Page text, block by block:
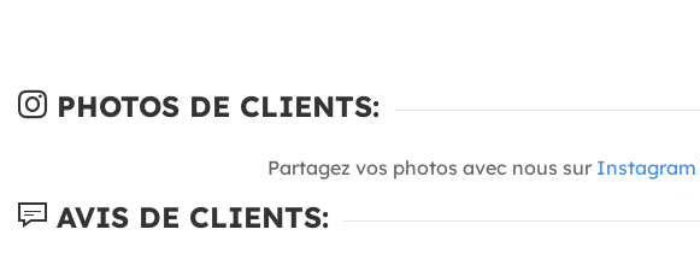
PHOTOS DE CLIENTS:
Partagez vos photos avec nous sur Instagram
AVIS DE CLIENTS: